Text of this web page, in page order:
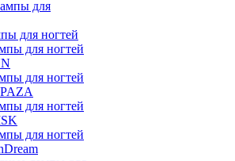
для ногтей
для ногтей
для ногтей
для ногтей
для ногтей